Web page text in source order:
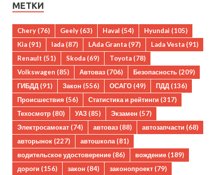
МЕТКИ
Chery (76) Geely (63) Haval (54) Hyundai (105)
Kia (91) lada (87) LAda Granta (97) Lada Vesta (91)
Renault (51) Skoda (69) Toyota (78)
Volkswagen (85) Автоваз (706) Безопасность (209)
ГИБДД (91) Закон (556) ОСАГО (49) ПДД (136)
Происшествия (56) Статистика и рейтинги (317)
Техосмотр (80) УАЗ (85) Экзамен (57)
Электросамокат (74) автоваз (88) автозапчасти (68)
авторынок (227) автошкола(81)
водительское удостоверение (86) вождение (189)
дороги (156) закон (84) законопроект (79)